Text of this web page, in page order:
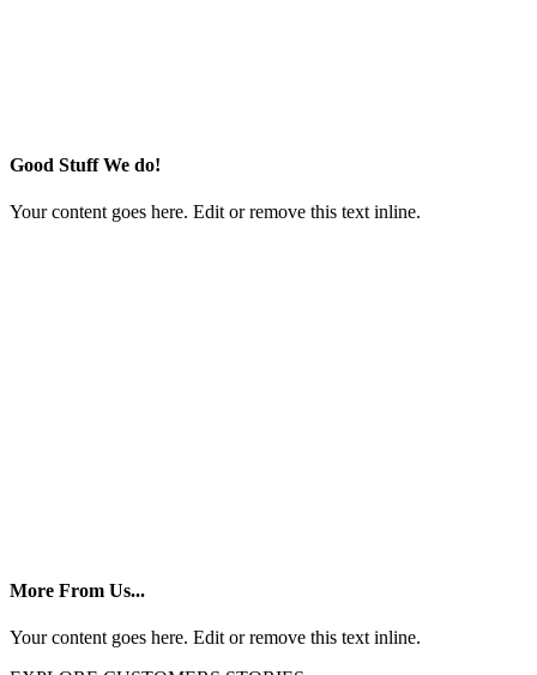
Good Stuff We do!
Your content goes here. Edit or remove this text inline.
More From Us...
Your content goes here. Edit or remove this text inline.